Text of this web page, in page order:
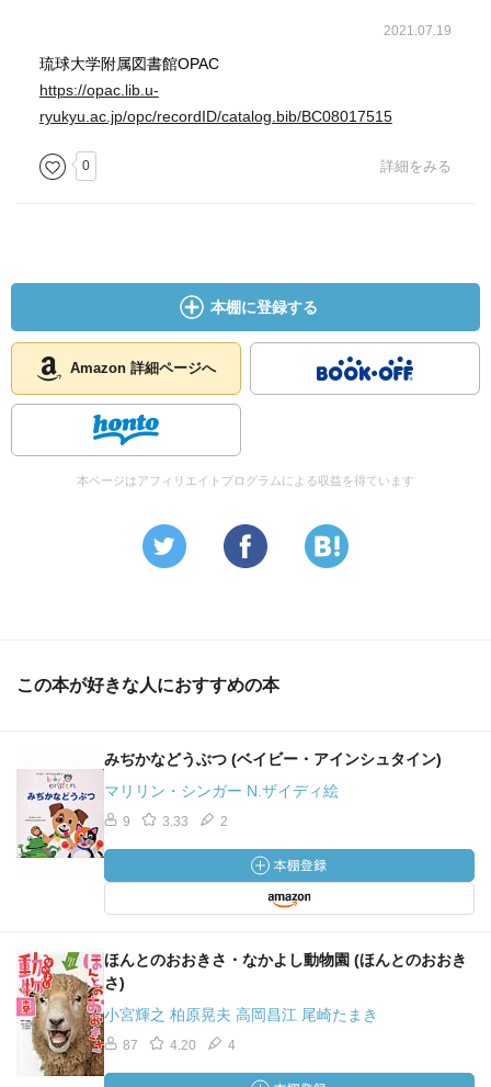
2021.07.19
琉球大学附属図書館OPAC
https://opac.lib.u-
ryukyu.ac.jp/opc/recordID/catalog.bib/BC08017515
0 詳細をみる
本棚に登録する
Amazon 詳細ページへ
本ページはアフィリエイトプログラムによる収益を得ています
この本が好きな人におすすめの本
みぢかなどうぶつ (ベイビー・アインシュタイン)
マリリン・シンガー N.ザイディ絵
9 3.33 2
ほんとのおおきさ・なかよし動物園 (ほんとのおおき
さ)
小宮輝之 柏原晃夫 高岡昌江 尾崎たまき
87 4.20 4